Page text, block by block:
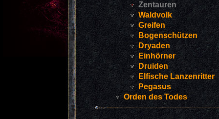
Zentauren
Waldvolk
Greifen
Bogenschützen
Dryaden
Einhörner
Druiden
Elfische Lanzenritter
Pegasus
Orden des Todes